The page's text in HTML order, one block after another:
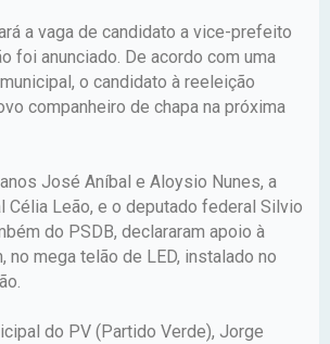
a vaga de candidato a vice-prefeito
foi anunciado. De acordo com uma
o candidato à reeleição
companheiro de chapa na próxima
José Aníbal e Aloysio Nunes, a
Célia Leão, e o deputado federal Silvio
do PSDB, declararam apoio à
no mega telão de LED, instalado no
do PV (Partido Verde), Jorge